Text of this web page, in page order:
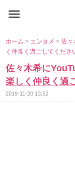
ホーム> エンタメ>佐々
く仲良く過ごしてくださ
佐々木希に
楽しく仲良く過
2019-11-20 13:52